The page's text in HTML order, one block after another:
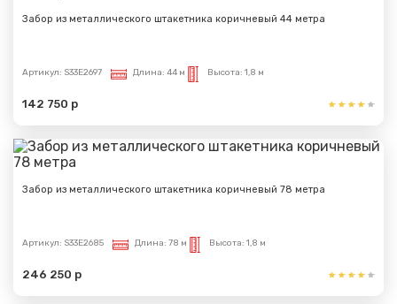
Забор из металлического штакетника коричневый 44 метра
Артикул: S33E2697 Длина: 44 м Высота: 1,8 м
142 750 р
Забор из металлического штакетника коричневый 78 метра
Артикул: S33E2685 Длина: 78 м Высота: 1,8 м
246 250 р